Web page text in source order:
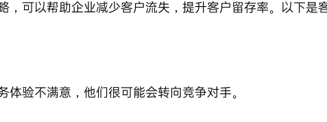
可以帮助企业减少客户流失，提升客户留存率。以下是
验不满意，他们很可能会转向竞争对手。